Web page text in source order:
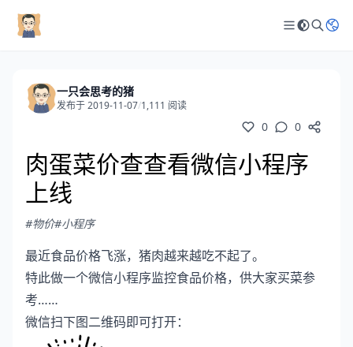
一只会思考的猪
发布于 2019-11-07/1,111 阅读
0 0
肉蛋菜价查查看微信小程序
上线
#物价#小程序
最近食品价格飞涨，猪肉越来越吃不起了。
特此做一个微信小程序监控食品价格，供大家买菜参
考……
微信扫下图二维码即可打开：